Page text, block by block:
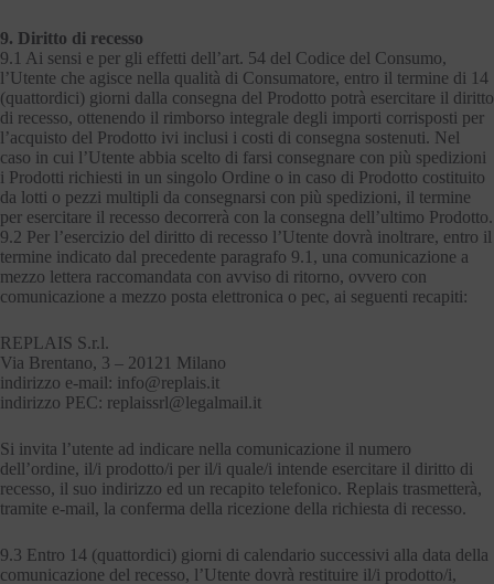
9. Diritto di recesso
9.1 Ai sensi e per gli effetti dell’art. 54 del Codice del Consumo,
l’Utente che agisce nella qualità di Consumatore, entro il termine di 14
(quattordici) giorni dalla consegna del Prodotto potrà esercitare il diritto
di recesso, ottenendo il rimborso integrale degli importi corrisposti per
l’acquisto del Prodotto ivi inclusi i costi di consegna sostenuti. Nel
caso in cui l’Utente abbia scelto di farsi consegnare con più spedizioni
i Prodotti richiesti in un singolo Ordine o in caso di Prodotto costituito
da lotti o pezzi multipli da consegnarsi con più spedizioni, il termine
per esercitare il recesso decorrerà con la consegna dell’ultimo Prodotto.
9.2 Per l’esercizio del diritto di recesso l’Utente dovrà inoltrare, entro il
termine indicato dal precedente paragrafo 9.1, una comunicazione a
mezzo lettera raccomandata con avviso di ritorno, ovvero con
comunicazione a mezzo posta elettronica o pec, ai seguenti recapiti:
REPLAIS S.r.l.
Via Brentano, 3 – 20121 Milano
indirizzo e-mail: info@replais.it
indirizzo PEC: replaissrl@legalmail.it
Si invita l’utente ad indicare nella comunicazione il numero
dell’ordine, il/i prodotto/i per il/i quale/i intende esercitare il diritto di
recesso, il suo indirizzo ed un recapito telefonico. Replais trasmetterà,
tramite e-mail, la conferma della ricezione della richiesta di recesso.
9.3 Entro 14 (quattordici) giorni di calendario successivi alla data della
comunicazione del recesso, l’Utente dovrà restituire il/i prodotto/i,